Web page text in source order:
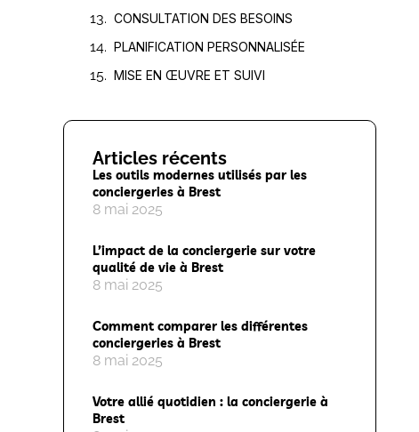
CONSULTATION DES BESOINS
PLANIFICATION PERSONNALISÉE
MISE EN ŒUVRE ET SUIVI
Articles récents
Les outils modernes utilisés par les
conciergeries à Brest
8 mai 2025
L’impact de la conciergerie sur votre
qualité de vie à Brest
8 mai 2025
Comment comparer les différentes
conciergeries à Brest
8 mai 2025
Votre allié quotidien : la conciergerie à
Brest